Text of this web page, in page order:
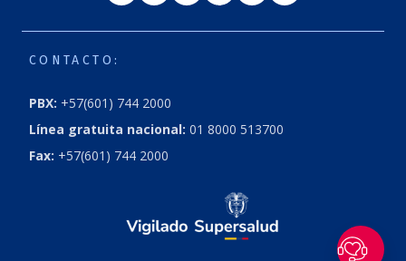
CONTACTO:
PBX: +57(601) 744 2000
Línea gratuita nacional: 01 8000 513700
Fax: +57(601) 744 2000